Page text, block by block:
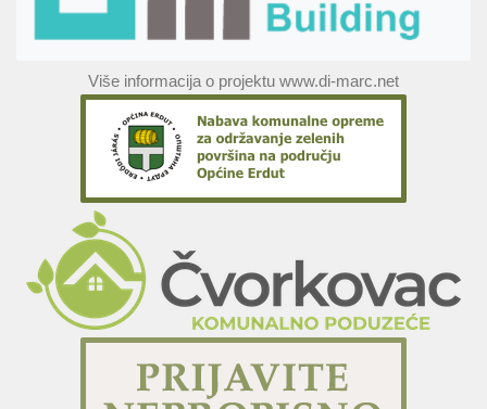
Više informacija o projektu www.di-marc.net